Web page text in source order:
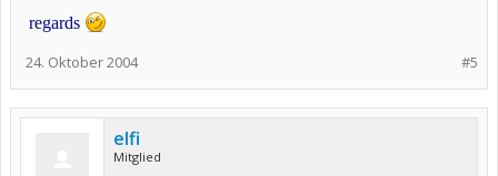
regards
#5
24. Oktober 2004
elfi
Mitglied